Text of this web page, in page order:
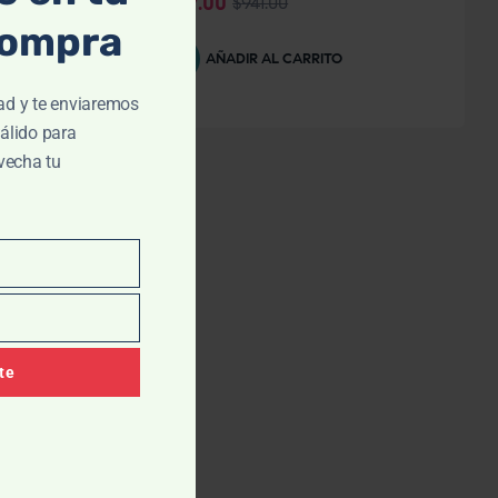
AÑADIR AL CARRITO
y te enviaremos
para
tu